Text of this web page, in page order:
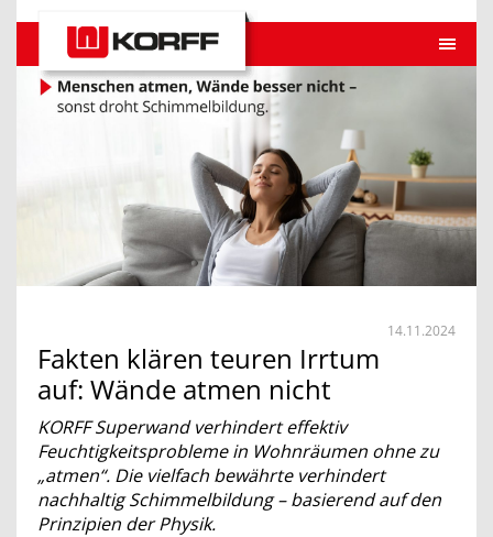
14.11.2024
Fakten klären teuren Irrtum
auf: Wände atmen nicht
KORFF Superwand verhindert effektiv
Feuchtigkeitsprobleme in Wohnräumen ohne zu
„atmen“. Die vielfach bewährte verhindert
nachhaltig Schimmelbildung – basierend auf den
Prinzipien der Physik.